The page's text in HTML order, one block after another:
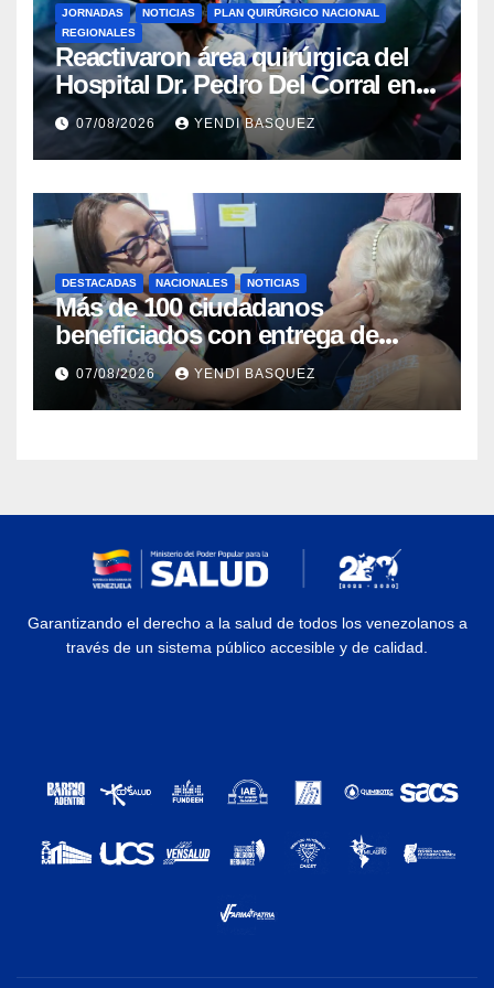
JORNADAS NOTICIAS
PLAN QUIRÚRGICO NACIONAL
REGIONALES
Reactivaron área quirúrgica del
Hospital Dr. Pedro Del Corral en
Guárico
07/08/2026 YENDI BASQUEZ
DESTACADAS NACIONALES NOTICIAS
Más de 100 ciudadanos
beneficiados con entrega de
prótesis auditivas en el Centro de
Rehabilitación J.J. Arvelo
07/08/2026 YENDI BASQUEZ
Garantizando el derecho a la salud de todos los venezolanos a
través de un sistema público accesible y de calidad.